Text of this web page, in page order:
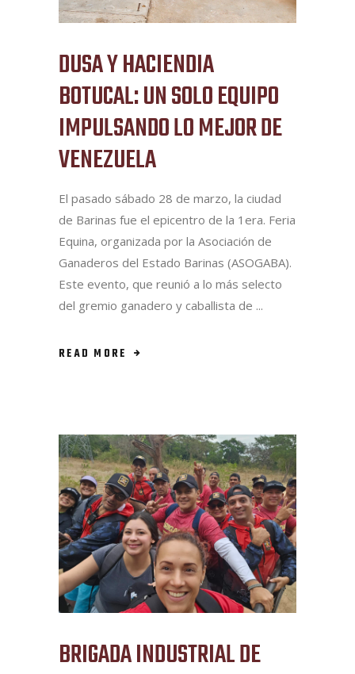
DUSA Y HACIENDIA
BOTUCAL: UN SOLO EQUIPO
IMPULSANDO LO MEJOR DE
VENEZUELA
El pasado sábado 28 de marzo, la ciudad
de Barinas fue el epicentro de la 1era. Feria
Equina, organizada por la Asociación de
Ganaderos del Estado Barinas (ASOGABA).
Este evento, que reunió a lo más selecto
del gremio ganadero y caballista de
READ MORE
BRIGADA INDUSTRIAL DE